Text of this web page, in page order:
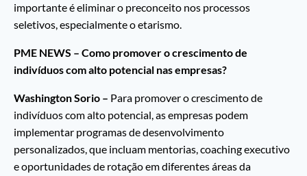
importante é eliminar o preconceito nos processos
seletivos, especialmente o etarismo.
PME NEWS – Como promover o crescimento de
indivíduos com alto potencial nas empresas?
Washington Sorio – Para promover o crescimento de
indivíduos com alto potencial, as empresas podem
implementar programas de desenvolvimento
personalizados, que incluam mentorias, coaching executivo
e oportunidades de rotação em diferentes áreas da